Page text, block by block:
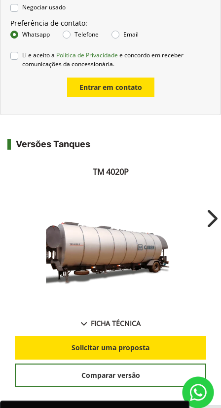
Negociar usado
Preferência de contato:
Whatsapp Telefone Email
Li e aceito a Política de Privacidade e concordo em receber
comunicações da concessionária.
Entrar em contato
Versões Tanques
TM 4020P
FICHA TÉCNICA
Solicitar uma proposta
Comparar versão